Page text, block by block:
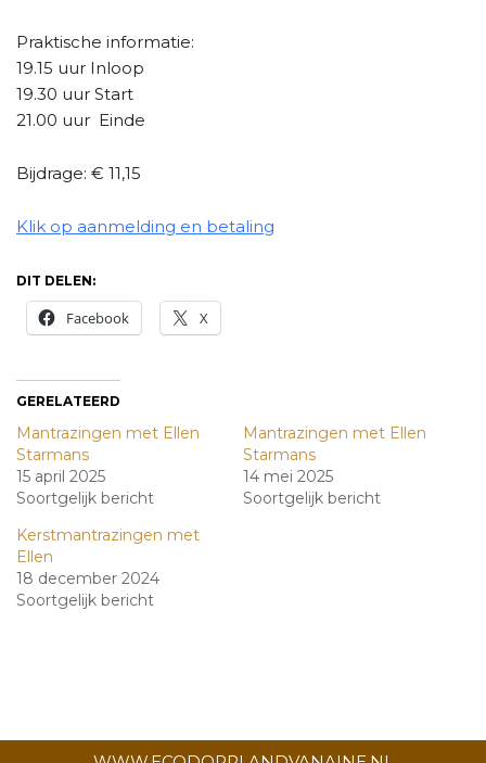
Praktische informatie:
19.15 uur Inloop
19.30 uur Start
21.00 uur Einde
Bijdrage: € 11,15
Klik op aanmelding en betaling
DIT DELEN:
Facebook X
GERELATEERD
Mantrazingen met Ellen
Starmans
15 april 2025
Soortgelijk bericht
Mantrazingen met Ellen
Starmans
14 mei 2025
Soortgelijk bericht
Kerstmantrazingen met
Ellen
18 december 2024
Soortgelijk bericht